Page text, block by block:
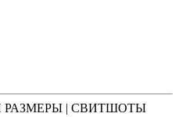
РАЗМЕРЫ | СВИТШОТЫ